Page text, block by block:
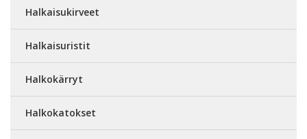
Halkaisukirveet
Halkaisuristit
Halkokärryt
Halkokatokset